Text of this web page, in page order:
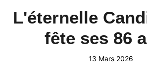
L'éternelle
fête ses 86
13 Mars 2026